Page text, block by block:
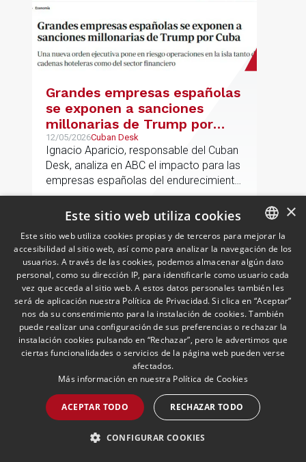
Grandes empresas españolas
se exponen a sanciones
millonarias de Trump por
Cuba
12/05/2026Cuban Desk
Ignacio Aparicio, responsable del Cuban
Desk, analiza en ABC el impacto para las
empresas españolas del endurecimiento
de las sanciones de EE.UU. contra Cuba.
Andersen nombra a Pablo
Gómez-Acebo como
codirector de Fiscal en Iberia
junto con Borja de Gabriel
Fiscal
Ambos Socios compartirán la dirección
SPANISH
ENGLISH
PORTUGUESE
×
Este sitio web utiliza cookies
Este sitio web utiliza cookies propias y de terceros para mejorar la
accesibilidad al sitio web, así como para analizar la navegación de los
usuarios. A través de las cookies, podemos almacenar algún dato
personal, como su dirección IP, para identificarle como usuario cada
vez que acceda al sitio web. A estos datos personales también les
será de aplicación nuestra Política de Privacidad. Si clica en “Aceptar”
nos da su consentimiento para la instalación de cookies. También
puede realizar una configuración de sus preferencias o rechazar la
instalación cookies pulsando en “Rechazar”, pero le advertimos que
ciertas funcionalidades o servicios de la página web pueden verse
afectados.
Más información en nuestra Política de Cookies
ACEPTAR TODO RECHAZAR TODO
CONFIGURAR COOKIES